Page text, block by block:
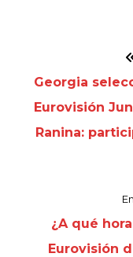
Georgia
Eurovisión
Ranina:
¿A qué
Eurovisión